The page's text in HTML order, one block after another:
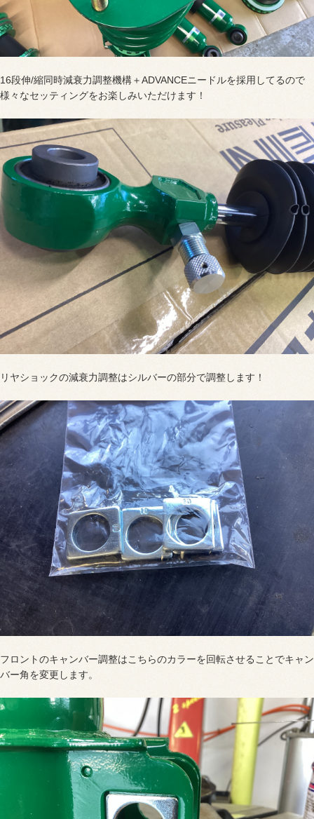
16段伸/縮同時減衰力調整機構＋ADVANCEニードルを採用してるので
様々なセッティングをお楽しみいただけます！
リヤショックの減衰力調整はシルバーの部分で調整します！
フロントのキャンバー調整はこちらのカラーを回転させることでキャン
バー角を変更します。